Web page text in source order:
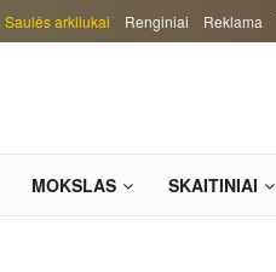
Saulės arkliukai Renginiai Reklama
MOKSLAS SKAITINIAI